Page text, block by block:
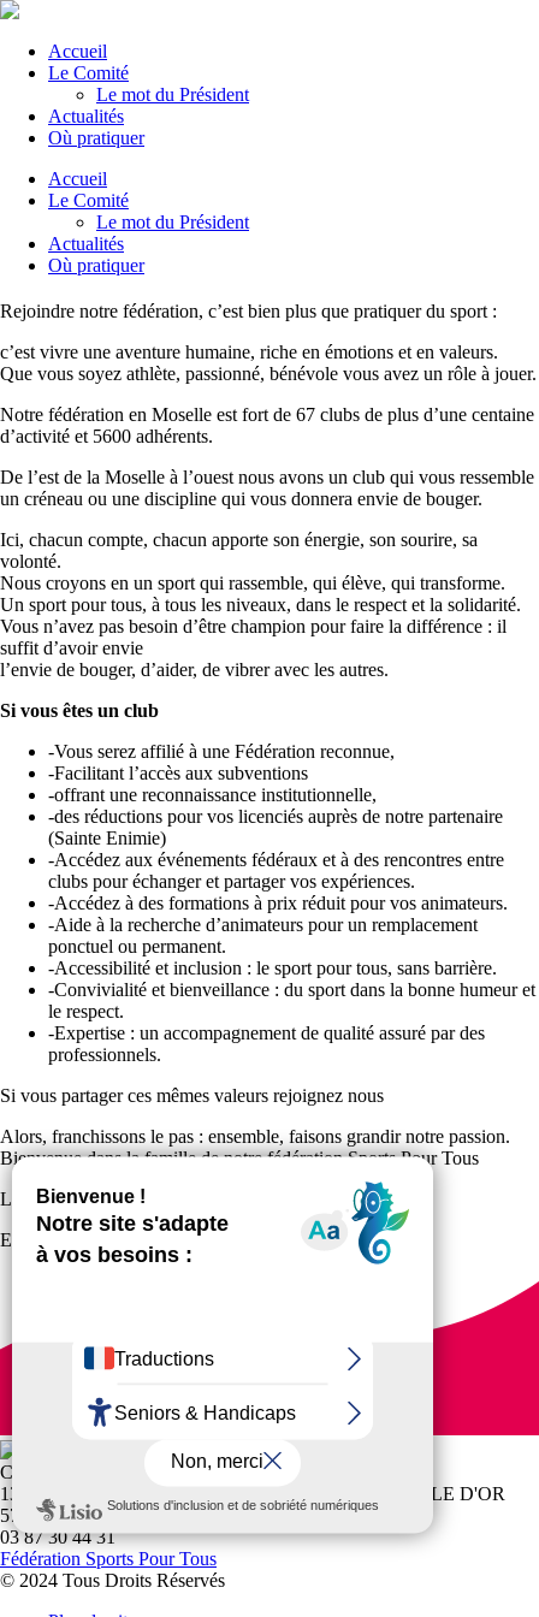
Accueil
Le Comité
Le mot du Président
Actualités
Où pratiquer
Accueil
Le Comité
Le mot du Président
Actualités
Où pratiquer
Rejoindre notre fédération, c’est bien plus que pratiquer du sport :
c’est vivre une aventure humaine, riche en émotions et en valeurs.
Que vous soyez athlète, passionné, bénévole vous avez un rôle à jouer.
Notre fédération en Moselle est fort de 67 clubs de plus d’une centaine
d’activité et 5600 adhérents.
De l’est de la Moselle à l’ouest nous avons un club qui vous ressemble
un créneau ou une discipline qui vous donnera envie de bouger.
Ici, chacun compte, chacun apporte son énergie, son sourire, sa
volonté.
Nous croyons en un sport qui rassemble, qui élève, qui transforme.
Un sport pour tous, à tous les niveaux, dans le respect et la solidarité.
Vous n’avez pas besoin d’être champion pour faire la différence : il
suffit d’avoir envie
l’envie de bouger, d’aider, de vibrer avec les autres.
Si vous êtes un club
-Vous serez affilié à une Fédération reconnue,
-Facilitant l’accès aux subventions
-offrant une reconnaissance institutionnelle,
-des réductions pour vos licenciés auprès de notre partenaire
(Sainte Enimie)
-Accédez aux événements fédéraux et à des rencontres entre
clubs pour échanger et partager vos expériences.
-Accédez à des formations à prix réduit pour vos animateurs.
-Aide à la recherche d’animateurs pour un remplacement
ponctuel ou permanent.
-Accessibilité et inclusion : le sport pour tous, sans barrière.
-Convivialité et bienveillance : du sport dans la bonne humeur et
le respect.
-Expertise : un accompagnement de qualité assuré par des
professionnels.
Si vous partager ces mêmes valeurs rejoignez nous
Alors, franchissons le pas : ensemble, faisons grandir notre passion.
Bienvenue dans la famille de notre fédération Sports Pour Tous
Le Président du Comité Départemental de la Moselle
Emile Cadetto
CD MOSELLE SPORTS POUR TOUS
13 RUE ALEXANDRE DUMAS RÉSIDENCE TREFLE D'OR
57050 METZ
03 87 30 44 31
Fédération Sports Pour Tous
© 2024 Tous Droits Réservés